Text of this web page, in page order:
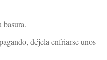
déjela enfriarse unos